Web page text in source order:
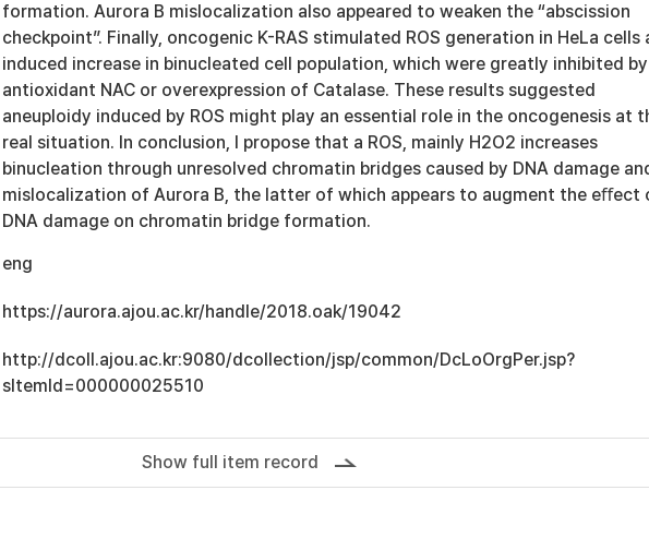
formation. Aurora B mislocalization also appeared to weaken the “abscission
checkpoint”. Finally, oncogenic K-RAS stimulated ROS generation in HeLa cells
induced increase in binucleated cell population, which were greatly inhibited by
antioxidant NAC or overexpression of Catalase. These results suggested
aneuploidy induced by ROS might play an essential role in the oncogenesis at
real situation. In conclusion, I propose that a ROS, mainly H2O2 increases
binucleation through unresolved chromatin bridges caused by DNA damage
mislocalization of Aurora B, the latter of which appears to augment the eﬀect
DNA damage on chromatin bridge formation.
eng
https://aurora.ajou.ac.kr/handle/2018.oak/19042
http://dcoll.ajou.ac.kr:9080/dcollection/jsp/common/DcLoOrgPer.jsp?
sItemId=000000025510
Show full item record